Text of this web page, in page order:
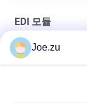
EDI 모듈
3000L/H 5000L/H
Joe.zu